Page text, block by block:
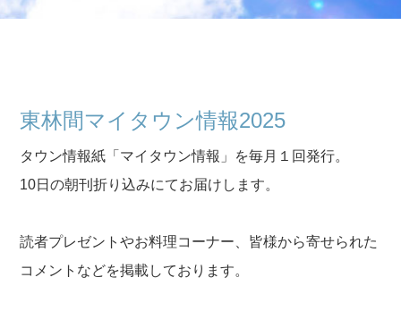
東林間マイタウン情報2025
タウン情報紙「マイタウン情報」を毎月１回発行。
10日の朝刊折り込みにてお届けします。
読者プレゼントやお料理コーナー、皆様から寄せられた
コメントなどを掲載しております。